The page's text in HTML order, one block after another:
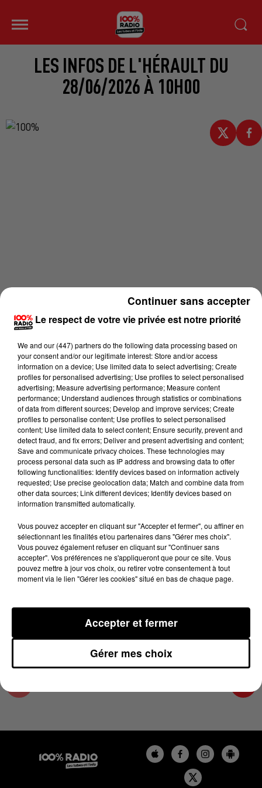
LES INFOS DE L'HÉRAULT DU
28/06/2026 À 10H00
Lecture (2 min 15 sec)
100%
Les infos de l'Hérault du 28/06/2026 à 10h00
28 juin 2026 - 2 min 15 sec
LES INFOS DE L'HÉRAULT DU 28/06/2026 À
10H00
Podcasts infos de l'Hérault
Le respect de votre vie privée est notre priorité
We and our (447) partnersdo the following data processing based on
your consent and/or our legitimate interest: Store and/or access
information on a device; Use limited data to select advertising; Create
profiles for personalised advertising; Use profiles to select personalised
advertising; Measure advertising performance; Measure content
performance; Understand audiences through statistics or combinations
of data from different sources; Develop and improve services; Create
profiles to personalise content; Use profiles to select personalised
content; Use limited data to select content; Ensure security, prevent and
detect fraud, and fix errors; Deliver and present advertising and content;
Save and communicate privacy choices. These technologies may
process personal data such as IP address and browsing data to offer
following functionalities: Identify devices based on information actively
requested; Use precise geolocation data; Match and combine data from
other data sources; Link different devices; Identify devices based on
information transmitted automatically.
Vous pouvez accepter en cliquant sur "Accepter et fermer", ou affiner en
sélectionnant les finalités et/ou partenaires dans "Gérer mes choix".
Vous pouvez également refuser en cliquant sur "Continuer sans
accepter". Vos préférences ne s'appliqueront que pour ce site. Vous
pouvez mettre à jour vos choix, ou retirer votre consentement à tout
moment via le lien "Gérer les cookies" situé en bas de chaque page.
Gérer mes choix
Accepter et fermer
Continuer sans accepter